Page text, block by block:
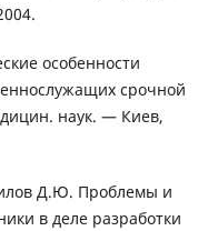
особенности
срочной
наук. — Киев,
Д.Ю. Проблемы и
в деле разработки